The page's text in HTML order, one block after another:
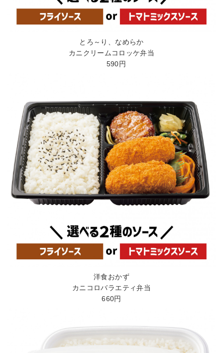
とろ～り、なめらか
カニクリームコロッケ弁当
590円
洋食おかず
カニコロバラエティ弁当
660円